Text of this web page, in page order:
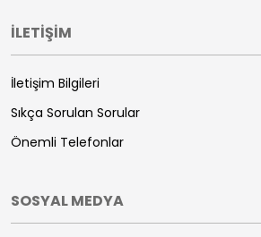
İLETİŞİM
İletişim Bilgileri
Sıkça Sorulan Sorular
Önemli Telefonlar
SOSYAL MEDYA